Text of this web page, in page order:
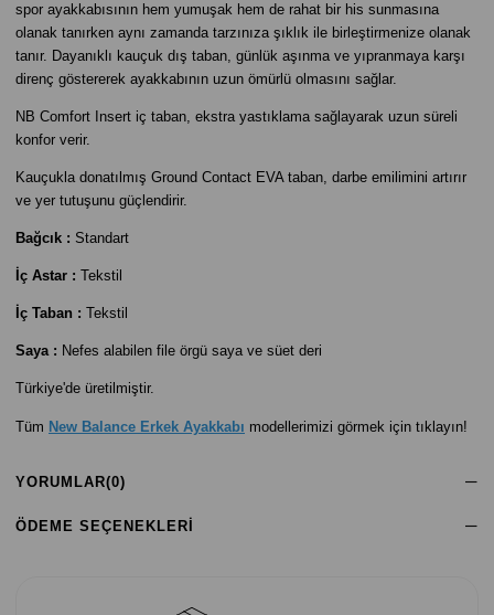
spor ayakkabısının hem yumuşak hem de rahat bir his sunmasına
olanak tanırken aynı zamanda tarzınıza şıklık ile birleştirmenize olanak
tanır. Dayanıklı kauçuk dış taban, günlük aşınma ve yıpranmaya karşı
direnç göstererek ayakkabının uzun ömürlü olmasını sağlar.
NB Comfort Insert iç taban, ekstra yastıklama sağlayarak uzun süreli
konfor verir.
Kauçukla donatılmış Ground Contact EVA taban, darbe emilimini artırır
ve yer tutuşunu güçlendirir.
Bağcık : Standart
İç Astar : Tekstil
İç Taban : Tekstil
Saya : Nefes alabilen file örgü saya ve süet deri
Türkiye'de üretilmiştir.
Tüm New Balance Erkek Ayakkabı modellerimizi görmek için tıklayın!
YORUMLAR(0)
ÖDEME SEÇENEKLERI